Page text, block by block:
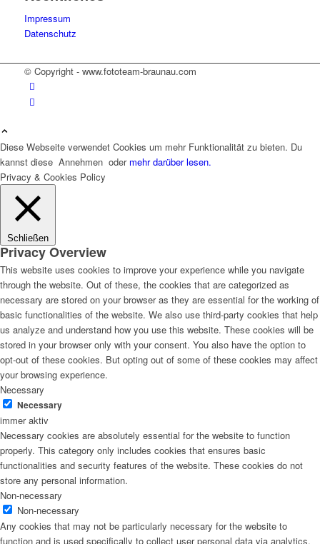
Impressum
Datenschutz
© Copyright - www.fototeam-braunau.com
Diese Webseite verwendet Cookies um mehr Funktionalität zu bieten. Du
kannst diese Annehmen oder mehr darüber lesen.
Privacy & Cookies Policy
Schließen
Privacy Overview
This website uses cookies to improve your experience while you navigate
through the website. Out of these, the cookies that are categorized as
necessary are stored on your browser as they are essential for the working of
basic functionalities of the website. We also use third-party cookies that help
us analyze and understand how you use this website. These cookies will be
stored in your browser only with your consent. You also have the option to
opt-out of these cookies. But opting out of some of these cookies may affect
your browsing experience.
Necessary
Necessary
immer aktiv
Necessary cookies are absolutely essential for the website to function
properly. This category only includes cookies that ensures basic
functionalities and security features of the website. These cookies do not
store any personal information.
Non-necessary
Non-necessary
Any cookies that may not be particularly necessary for the website to
function and is used specifically to collect user personal data via analytics,